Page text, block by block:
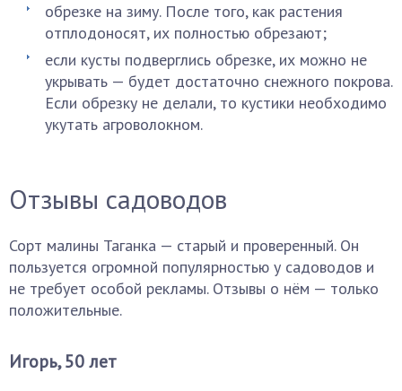
обрезке на зиму. После того, как растения
отплодоносят, их полностью обрезают;
если кусты подверглись обрезке, их можно не
укрывать — будет достаточно снежного покрова.
Если обрезку не делали, то кустики необходимо
укутать агроволокном.
Отзывы садоводов
Сорт малины Таганка — старый и проверенный. Он
пользуется огромной популярностью у садоводов и
не требует особой рекламы. Отзывы о нём — только
положительные.
Игорь, 50 лет